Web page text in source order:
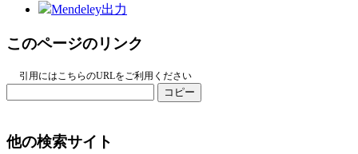
Mendeley出力
このページのリンク
引用にはこちらのURLをご利用ください
コピー
他の検索サイト